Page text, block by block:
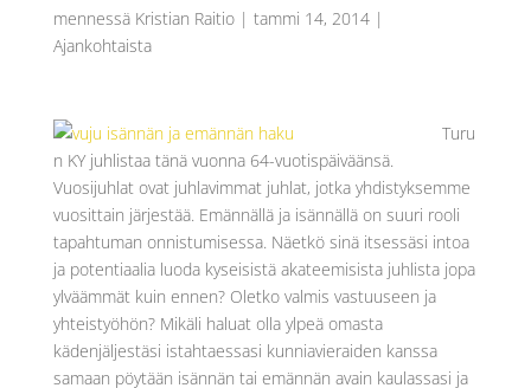
mennessä Kristian Raitio| tammi 14, 2014|
Ajankohtaista
Turu
n KY juhlistaa tänä vuonna 64-vuotispäiväänsä.
Vuosijuhlat ovat juhlavimmat juhlat, jotka yhdistyksemme
vuosittain järjestää. Emännällä ja isännällä on suuri rooli
tapahtuman onnistumisessa. Näetkö sinä itsessäsi intoa
ja potentiaalia luoda kyseisistä akateemisista juhlista jopa
ylväämmät kuin ennen? Oletko valmis vastuuseen ja
yhteistyöhön? Mikäli haluat olla ylpeä omasta
kädenjäljestäsi istahtaessasi kunniavieraiden kanssa
samaan pöytään isännän tai emännän avain kaulassasi ja